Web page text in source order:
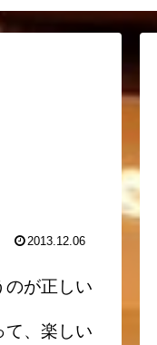
2013.12.06
が正しい
て、楽しい